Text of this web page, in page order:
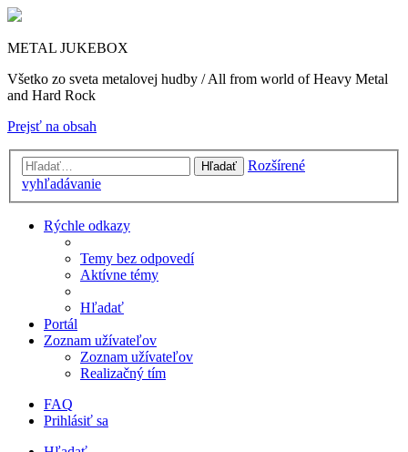
METAL JUKEBOX
Všetko zo sveta metalovej hudby / All from world of Heavy Metal
and Hard Rock
Prejsť na obsah
Hľadať
Rozšírené
vyhľadávanie
Rýchle odkazy
Temy bez odpovedí
Aktívne témy
Hľadať
Portál
Zoznam užívateľov
Zoznam užívateľov
Realizačný tím
FAQ
Prihlásiť sa